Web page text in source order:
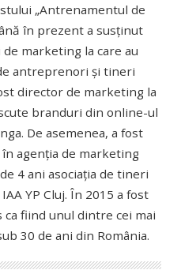
„Antrenamentul de
în prezent a susținut
marketing la care au
antreprenori și tineri
director de marketing la
branduri din online-ul
De asemenea, a fost
agenția de marketing
4 ani asociația de tineri
YP Cluj. În 2015 a fost
fiind unul dintre cei mai
30 de ani din România.